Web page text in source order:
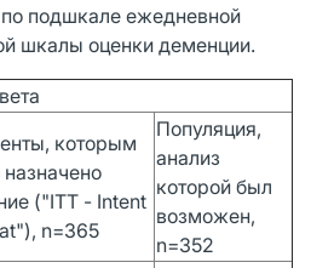
подшкале ежедневной
шкалы оценки деменции.
которым
("IТТ - Intent
n=365
Популяция,
анализ
которой был
возможен,
n=352